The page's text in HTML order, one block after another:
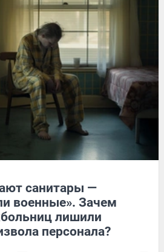
санитары —
военные». Зачем
лишили
персонала?